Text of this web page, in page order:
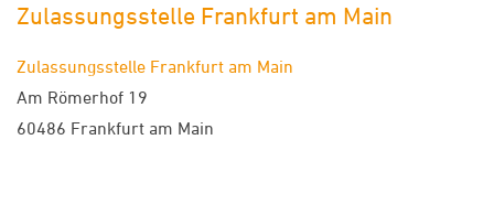
Zulassungsstelle Frankfurt am Main
Zulassungsstelle Frankfurt am Main
Am Römerhof 19
60486 Frankfurt am Main